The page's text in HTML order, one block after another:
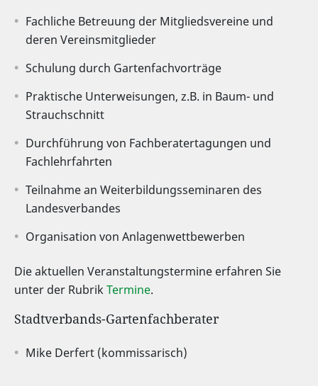
Fachliche Betreuung der Mitgliedsvereine und
deren Vereinsmitglieder
Schulung durch Gartenfachvorträge
Praktische Unterweisungen, z.B. in Baum- und
Strauchschnitt
Durchführung von Fachberatertagungen und
Fachlehrfahrten
Teilnahme an Weiterbildungsseminaren des
Landesverbandes
Organisation von Anlagenwettbewerben
Die aktuellen Veranstaltungstermine erfahren Sie
unter der RubrikTermine.
Stadtverbands-Gartenfachberater
Mike Derfert (kommissarisch)